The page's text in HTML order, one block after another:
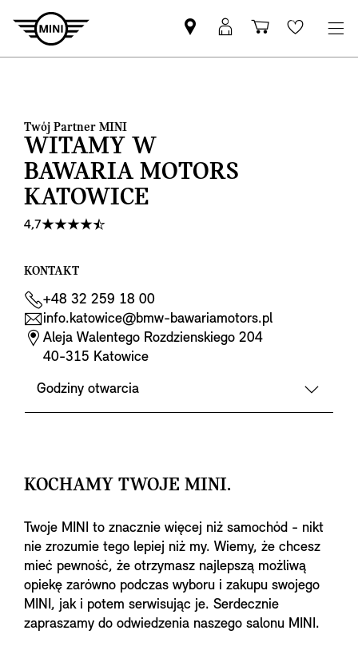
Znajdź
Partnera
Logowanie
MyMini
KoszykWishlist
Twój Partner MINI
WITAMY W
BAWARIA MOTORS
KATOWICE
4,7
KONTAKT
+48 32 259 18 00
info.katowice@bmw-bawariamotors.pl
Aleja Walentego Rozdzienskiego 204
40-315 Katowice
Godziny otwarcia
KOCHAMY TWOJE MINI.
Twoje MINI to znacznie więcej niż samochód - nikt
nie zrozumie tego lepiej niż my. Wiemy, że chcesz
mieć pewność, że otrzymasz najlepszą możliwą
opiekę zarówno podczas wyboru i zakupu swojego
MINI, jak i potem serwisując je. Serdecznie
zapraszamy do odwiedzenia naszego salonu MINI.